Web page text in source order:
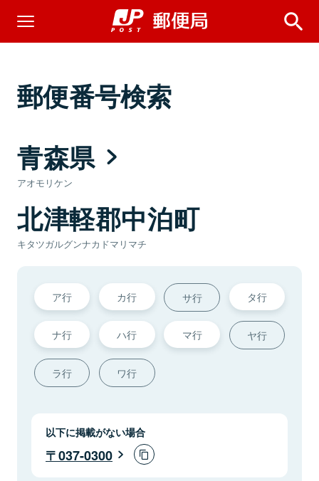
郵便番号検索
青森県
アオモリケン
北津軽郡中泊町
キタツガルグンナカドマリマチ
ア行 カ行 サ行 タ行
ナ行 ハ行 マ行 ヤ行
ラ行 ワ行
以下に掲載がない場合
037-0300